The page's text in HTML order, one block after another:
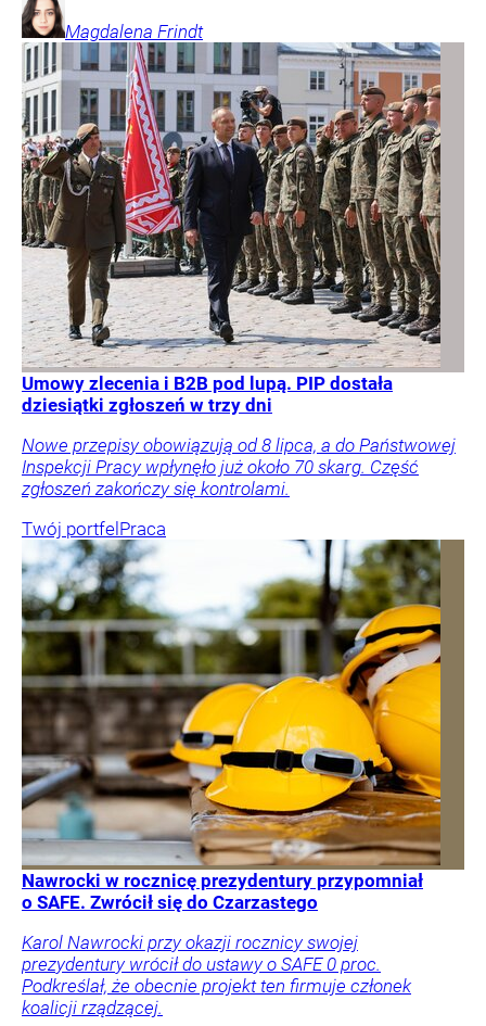
Magdalena Frindt
Umowy zlecenia i B2B pod lupą. PIP dostała
dziesiątki zgłoszeń w trzy dni
Nowe przepisy obowiązują od 8 lipca, a do Państwowej
Inspekcji Pracy wpłynęło już około 70 skarg. Część
zgłoszeń zakończy się kontrolami.
Twój portfel Praca
Nawrocki w rocznicę prezydentury przypomniał
o SAFE. Zwrócił się do Czarzastego
Karol Nawrocki przy okazji rocznicy swojej
prezydentury wrócił do ustawy o SAFE 0 proc.
Podkreślał, że obecnie projekt ten firmuje członek
koalicji rządzącej.